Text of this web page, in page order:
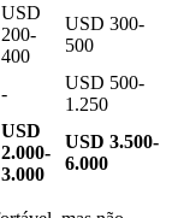
USD
200-
400
USD 300-
500
-
USD 500-
1.250
USD
2.000-
3.000
USD 3.500-
6.000